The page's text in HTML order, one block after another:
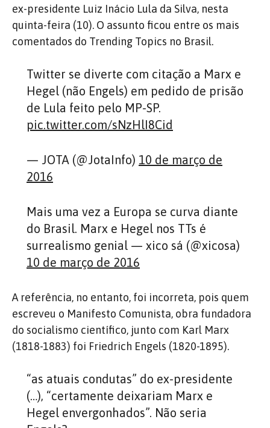
ex-presidente Luiz Inácio Lula da Silva, nesta
quinta-feira (10). O assunto ficou entre os mais
comentados do Trending Topics no Brasil.
Twitter se diverte com citação a Marx e
Hegel (não Engels) em pedido de prisão
de Lula feito pelo MP-SP.
pic.twitter.com/sNzHlI8Cid
— JOTA (@JotaInfo) 10 de março de
2016
Mais uma vez a Europa se curva diante
do Brasil. Marx e Hegel nos TTs é
surrealismo genial — xico sá (@xicosa)
10 de março de 2016
A referência, no entanto, foi incorreta, pois quem
escreveu o Manifesto Comunista, obra fundadora
do socialismo científico, junto com Karl Marx
(1818-1883) foi Friedrich Engels (1820-1895).
“as atuais condutas” do ex-presidente
(…), “certamente deixariam Marx e
Hegel envergonhados”. Não seria